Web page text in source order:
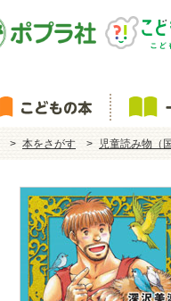
本をさがす 児童読み物（